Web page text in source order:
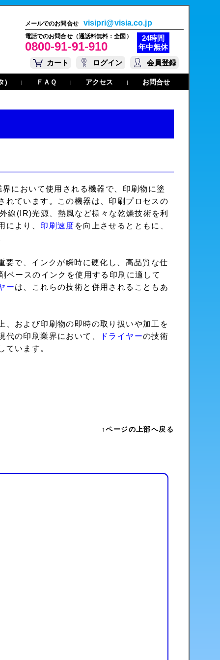
メールでのお問合せ visipri@visia.co.jp
電話でのお問合せ（通話料無料：全国）
0800-91-91-910
24時間
年中無休
カート
ログイン 会員登録
) | ＦＡＱ | アクセス | お問合せ
において使用される機器で、印刷物に塗
れています。この機器は、印刷プロセスの
線(IR)光源、熱風など様々な乾燥技術を利
により、 印刷速度 を向上させるとともに、
で、インクが瞬時に硬化し、高品質な仕
ベースのインクを使用する印刷に適して
ーは、これらの技術と併用されることもあ
、および印刷物の即時の取り扱いや加工を
の印刷業界において、
ドライヤーの技術
ています。
↑ページの上部へ戻る